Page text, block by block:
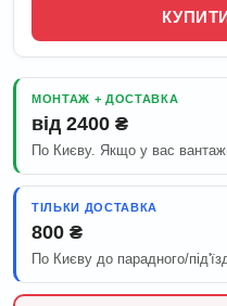
МОНТАЖ + ДОСТАВКА
від 2400 ₴
По Києву. Якщо у вас
ТІЛЬКИ ДОСТАВКА
800 ₴
По Києву до парадного/